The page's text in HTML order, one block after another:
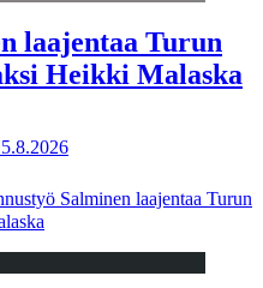
laajentaa Turun
Heikki Malaska
5.8.2026
Salminen laajentaa Turun